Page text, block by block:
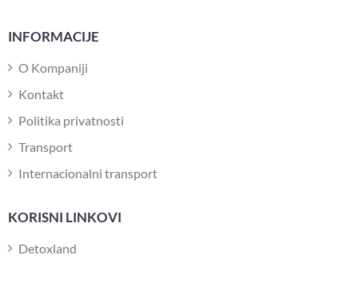
INFORMACIJE
O Kompaniji
Kontakt
Politika privatnosti
Transport
Internacionalni transport
KORISNI LINKOVI
Detoxland